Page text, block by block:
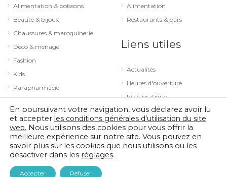
Alimentation & boissons
Beauté & bijoux
Chaussures & maroquinerie
Déco & ménage
Fashion
Kids
Parapharmacie
Sport & loisirs
Technologie & optique
Alimentation
Restaurants & bars
Liens utiles
Actualités
Heures d'ouverture
Infos pratiques
© 2026 City Concorde |Mentions légales
En poursuivant votre navigation, vous déclarez avoir lu
et accepter les conditions générales d’utilisation du site
web. Nous utilisons des cookies pour vous offrir la
meilleure expérience sur notre site. Vous pouvez en
savoir plus sur les cookies que nous utilisons ou les
désactiver dans les réglages.
Accepter Refuser